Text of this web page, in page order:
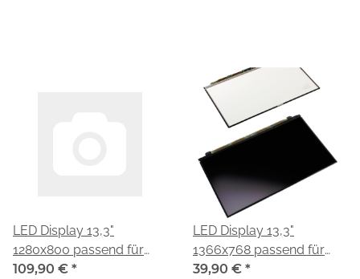
LED Display 13,3"
1280x800 passend für
Toshiba LTD133EXBX
109,90 € *
LED Display 13,3"
1366x768 passend für
Toshiba LT133EE09800
39,90 € *